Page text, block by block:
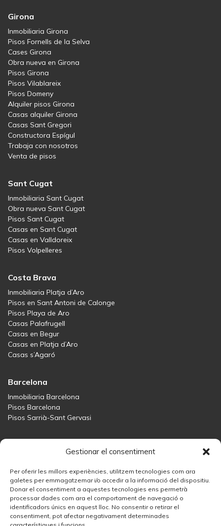
Gestionar el consentiment
Per oferir les millors experiències, utilitzem tecnologies com ara
galetes per emmagatzemar i/o accedir a la informació del dispositiu.
Donar el consentiment a aquestes tecnologies ens permetrà
processar dades com ara el comportament de navegació o
identificadors únics en aquest lloc. No consentir o retirar el
consentiment, pot afectar negativament determinades
Girona
Inmobiliaria Girona
Pisos Fornells de la Selva
Cases Girona
Obra nueva en Girona
Pisos Girona
Pisos Vilablareix
Pisos Domeny
Alquiler pisos Girona
Casas alquiler Girona
Casas Sant Gregori
Constructora Espígul
Trabaja con nosotros
Venta de pisos
Sant Cugat
Inmobiliaria Sant Cugat
Obra nueva Sant Cugat
Pisos Sant Cugat
Casas en Sant Cugat
Casas en Valldoreix
Pisos Volpelleres
Costa Brava
Inmobiliaria Platja d’Aro
Pisos en Sant Antoni de Calonge
Pisos Playa de Aro
Casas Palafrugell
Casas en Begur
Casas en Platja d’Aro
Casas s’Agaró
Barcelona
Inmobiliaria Barcelona
Pisos Barcelona
Pisos Sarrià-Sant Gervasi
Casas en venta en Sant Andreu de Llavaneres
Casas en venta en Tiana
Casas en venta en Teià
Casas en venta Maresme